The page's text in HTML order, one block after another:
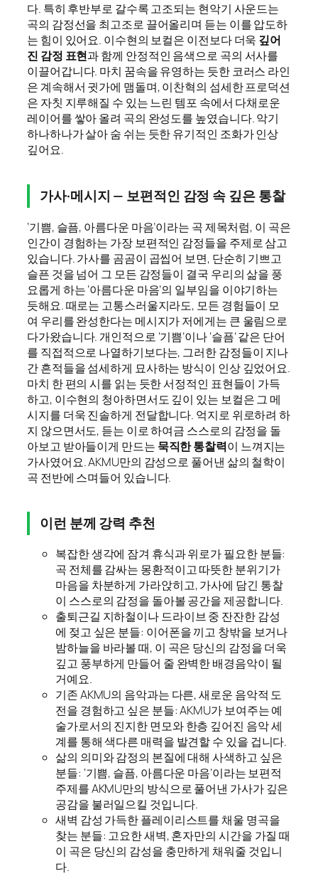
다. 특히 후반부로 갈수록 고조되는 현악기 사운드는
곡의 감정선을 최고조로 끌어올리며 듣는 이를 압도하
는 힘이 있어요. 이수현의 보컬은 이전보다 더욱 깊어
진 감정 표현과 함께 안정적인 음색으로 곡의 서사를
이끌어갑니다. 마치 꿈속을 유영하는 듯한 코러스 라인
은 계속해서 귓가에 맴돌며, 이찬혁의 섬세한 프로덕션
은 자칫 지루해질 수 있는 느린 템포 속에서 다채로운
레이어를 쌓아 올려 곡의 완성도를 높였습니다. 악기
하나하나가 살아 숨 쉬는 듯한 유기적인 조화가 인상
깊어요.
가사·메시지 — 보편적인 감정 속 깊은 통찰
‘기쁨, 슬픔, 아름다운 마음’이라는 곡 제목처럼, 이 곡은
인간이 경험하는 가장 보편적인 감정들을 주제로 삼고
있습니다. 가사를 곰곰이 곱씹어 보면, 단순히 기쁘고
슬픈 것을 넘어 그 모든 감정들이 결국 우리의 삶을 풍
요롭게 하는 ‘아름다운 마음’의 일부임을 이야기하는
듯해요. 때로는 고통스러울지라도, 모든 경험들이 모
여 우리를 완성한다는 메시지가 저에게는 큰 울림으로
다가왔습니다. 개인적으로 ‘기쁨’이나 ‘슬픔’ 같은 단어
를 직접적으로 나열하기보다는, 그러한 감정들이 지나
간 흔적들을 섬세하게 묘사하는 방식이 인상 깊었어요.
마치 한 편의 시를 읽는 듯한 서정적인 표현들이 가득
하고, 이수현의 청아하면서도 깊이 있는 보컬은 그 메
시지를 더욱 진솔하게 전달합니다. 억지로 위로하려 하
지 않으면서도, 듣는 이로 하여금 스스로의 감정을 돌
아보고 받아들이게 만드는 묵직한 통찰력이 느껴지는
가사였어요. AKMU만의 감성으로 풀어낸 삶의 철학이
곡 전반에 스며들어 있습니다.
이런 분께 강력 추천
복잡한 생각에 잠겨 휴식과 위로가 필요한 분들:
곡 전체를 감싸는 몽환적이고 따뜻한 분위기가
마음을 차분하게 가라앉히고, 가사에 담긴 통찰
이 스스로의 감정을 돌아볼 공간을 제공합니다.
출퇴근길 지하철이나 드라이브 중 잔잔한 감성
에 젖고 싶은 분들: 이어폰을 끼고 창밖을 보거나
밤하늘을 바라볼 때, 이 곡은 당신의 감정을 더욱
깊고 풍부하게 만들어 줄 완벽한 배경음악이 될
거예요.
기존 AKMU의 음악과는 다른, 새로운 음악적 도
전을 경험하고 싶은 분들: AKMU가 보여주는 예
술가로서의 진지한 면모와 한층 깊어진 음악 세
계를 통해 색다른 매력을 발견할 수 있을 겁니다.
삶의 의미와 감정의 본질에 대해 사색하고 싶은
분들: ‘기쁨, 슬픔, 아름다운 마음’이라는 보편적
주제를 AKMU만의 방식으로 풀어낸 가사가 깊은
공감을 불러일으킬 것입니다.
새벽 감성 가득한 플레이리스트를 채울 명곡을
찾는 분들: 고요한 새벽, 혼자만의 시간을 가질 때
이 곡은 당신의 감성을 충만하게 채워줄 것입니
다.